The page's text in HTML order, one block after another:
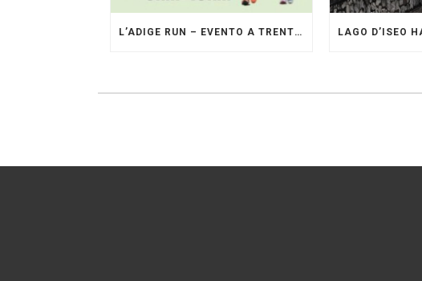
L’ADIGE RUN – EVENTO A TRENTO GESTITO DAI PACERS GLI ORIGINALI